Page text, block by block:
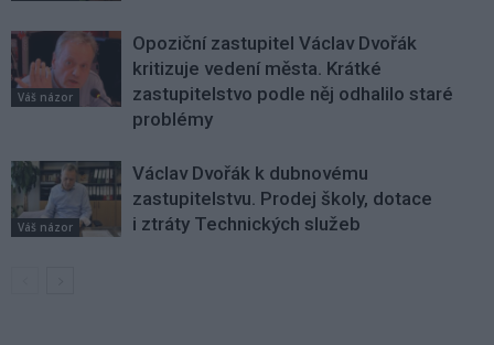
Váš názor
Opoziční zastupitel Václav Dvořák
kritizuje vedení města. Krátké
zastupitelstvo podle něj odhalilo staré
problémy
Váš názor
Václav Dvořák k dubnovému
zastupitelstvu. Prodej školy, dotace
i ztráty Technických služeb